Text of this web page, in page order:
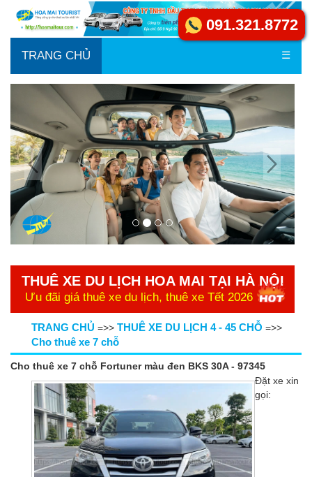
TRANG CHỦ ☰
THUÊ XE DU LỊCH HOA MAI TẠI HÀ NỘI
Ưu đãi giá thuê xe du lịch, thuê xe Tết 2026
TRANG CHỦ =>> THUÊ XE DU LỊCH 4 - 45 CHỖ =>>
Cho thuê xe 7 chỗ
Cho thuê xe 7 chỗ Fortuner màu đen BKS 30A - 97345
Đặt xe xin
gọi:
091.321.8772